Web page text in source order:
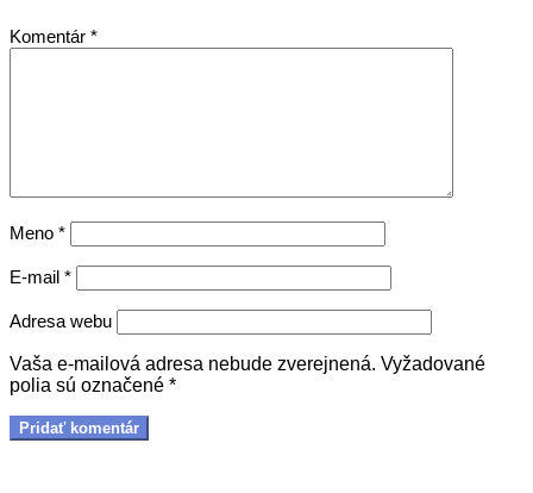
Komentár *
Meno *
E-mail *
Adresa webu
Vaša e-mailová adresa nebude zverejnená. Vyžadované
polia sú označené *